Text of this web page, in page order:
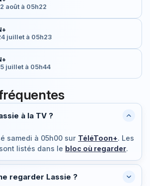
août à 05h22
juillet à 05h23
juillet à 05h44
à la TV ?
samedi à 05h00 sur TéléToon+. Les
listés dans le bloc où regarder.
regarder Lassie ?